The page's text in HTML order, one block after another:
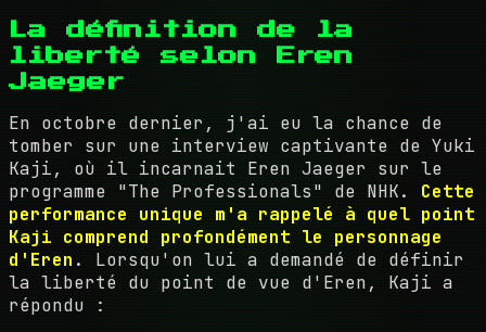
La définition de la
liberté selon Eren
Jaeger
En octobre dernier, j'ai eu la chance de
tomber sur une interview captivante de Yuki
Kaji, où il incarnait Eren Jaeger sur le
programme "The Professionals" de NHK. Cette
performance unique m'a rappelé à quel point
Kaji comprend profondément le personnage
d'Eren . Lorsqu'on lui a demandé de définir
la liberté du point de vue d'Eren, Kaji a
répondu :